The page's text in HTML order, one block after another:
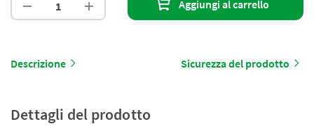
Aggiungi al carrello
Descrizione Sicurezza del prodotto
Dettagli del prodotto